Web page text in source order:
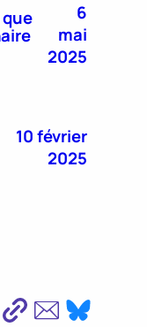
6
mai
2025
10 février
2025